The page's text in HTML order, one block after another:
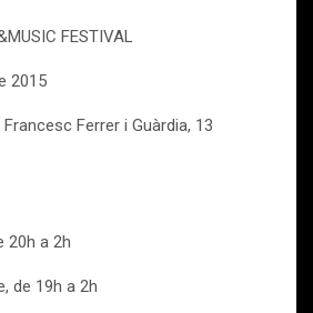
FESTIVAL
2015
Ferrer i Guàrdia, 13
20h a 2h
de 19h a 2h